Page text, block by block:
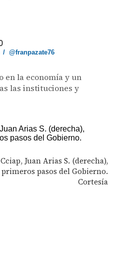
/@franpazate76
en la economía y un
las instituciones y
Juan Arias S. (derecha),
pasos del Gobierno.
Cortesía